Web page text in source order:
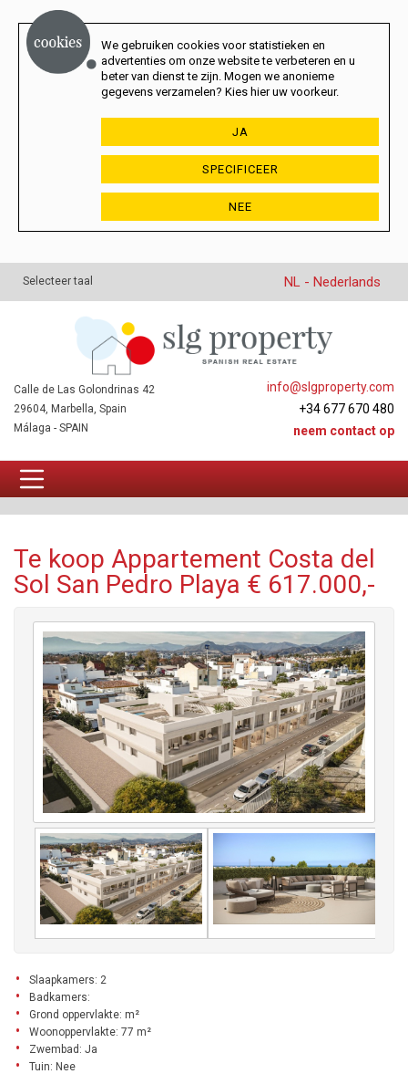
We gebruiken cookies voor statistieken en
advertenties om onze website te verbeteren en u
beter van dienst te zijn. Mogen we anonieme
gegevens verzamelen? Kies hier uw voorkeur.
JA
SPECIFICEER
NEE
Selecteer taal NL - Nederlands
info@slgproperty.com
+34 677 670 480
neem contact op
Calle de Las Golondrinas 42
29604, Marbella, Spain
Málaga - SPAIN
Te koop Appartement Costa del
Sol San Pedro Playa € 617.000,-
Slaapkamers: 2
Badkamers:
Grond oppervlakte: m²
Woonoppervlakte: 77 m²
Zwembad: Ja
Tuin: Nee